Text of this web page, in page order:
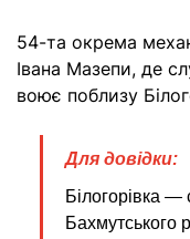
54-та окрема
Івана Мазепи, де
воює поблизу
Для довідки:
Білогорівка —
Бахмутського